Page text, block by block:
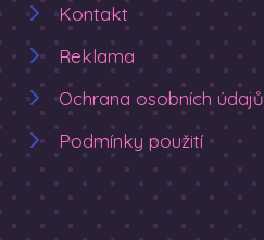
Kontakt
Reklama
Ochrana osobních údajů
Podmínky použití